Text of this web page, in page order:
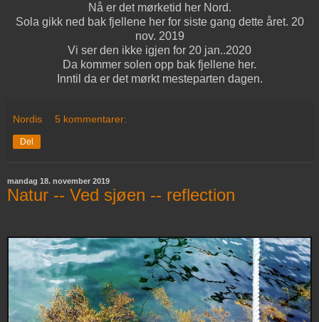
Nå er det mørketid her Nord.
Sola gikk ned bak fjellene her for siste gang dette året. 20
nov. 2019
Vi ser den ikke igjen for 20 jan..2020
Da kommer solen opp bak fjellene her.
Inntil da er det mørkt mesteparten dagen.
Nordis 5 kommentarer:
Del
mandag 18. november 2019
Natur -- Ved sjøen -- reflection